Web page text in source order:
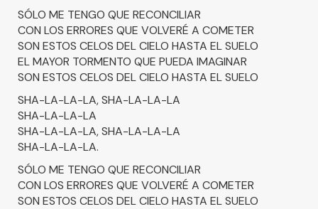
SÓLO ME TENGO QUE RECONCILIAR
CON LOS ERRORES QUE VOLVERÉ A COMETER
SON ESTOS CELOS DEL CIELO HASTA EL SUELO
EL MAYOR TORMENTO QUE PUEDA IMAGINAR
SON ESTOS CELOS DEL CIELO HASTA EL SUELO
SHA-LA-LA-LA, SHA-LA-LA-LA
SHA-LA-LA-LA
SHA-LA-LA-LA, SHA-LA-LA-LA
SHA-LA-LA-LA.
SÓLO ME TENGO QUE RECONCILIAR
CON LOS ERRORES QUE VOLVERÉ A COMETER
SON ESTOS CELOS DEL CIELO HASTA EL SUELO